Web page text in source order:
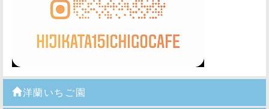
洋蘭いちご園